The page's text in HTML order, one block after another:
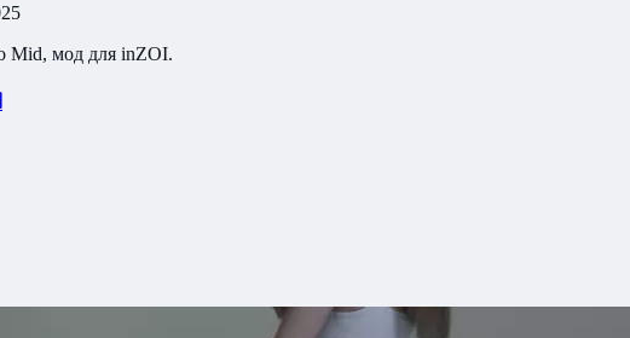
Mid, мод для inZOI.